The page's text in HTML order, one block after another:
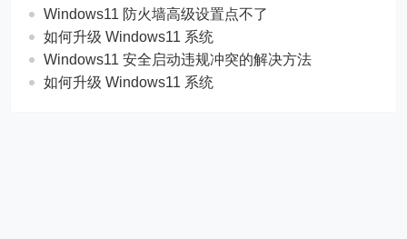
Windows11 防火墙高级设置点不了
如何升级 Windows11 系统
Windows11 安全启动违规冲突的解决方法
如何升级 Windows11 系统